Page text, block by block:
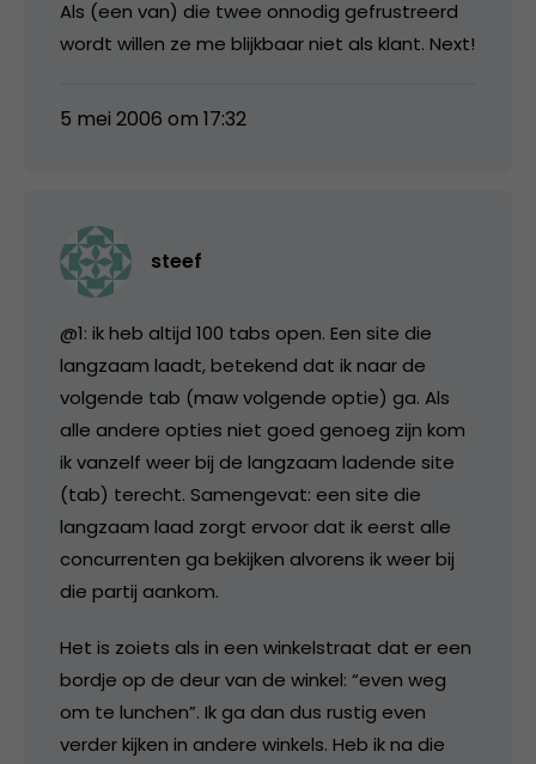
Als (een van) die twee onnodig gefrustreerd
wordt willen ze me blijkbaar niet als klant. Next!
5 mei 2006 om 17:32
steef
@1: ik heb altijd 100 tabs open. Een site die
langzaam laadt, betekend dat ik naar de
volgende tab (maw volgende optie) ga. Als
alle andere opties niet goed genoeg zijn kom
ik vanzelf weer bij de langzaam ladende site
(tab) terecht. Samengevat: een site die
langzaam laad zorgt ervoor dat ik eerst alle
concurrenten ga bekijken alvorens ik weer bij
die partij aankom.
Het is zoiets als in een winkelstraat dat er een
bordje op de deur van de winkel: “even weg
om te lunchen”. Ik ga dan dus rustig even
verder kijken in andere winkels. Heb ik na die